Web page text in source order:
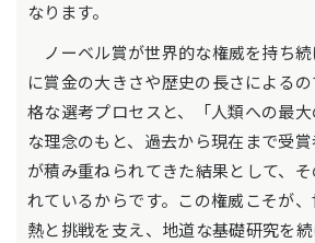
なります。
ノーベル賞が世界的な権威を持ち
に賞金の大きさや歴史の長さによる
格な選考プロセスと、「人類への最
な理念のもと、過去から現在まで受
が積み重ねられてきた結果として、
れているからです。この権威こそが
熱と挑戦を支え、地道な基礎研究を